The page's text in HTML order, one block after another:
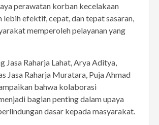
perawatan korban kecelakaan
efektif, cepat, dan tepat sasaran,
memperoleh pelayanan yang
Jasa Raharja Lahat, Arya Aditya,
Jasa Raharja Muratara, Puja Ahmad
bahwa kolaborasi
bagian penting dalam upaya
dasar kepada masyarakat.